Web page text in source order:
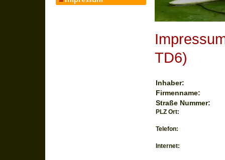
TD6)
Inhaber:
Firmenname:
Straße Nummer:
PLZ Ort:
Telefon:
Internet: